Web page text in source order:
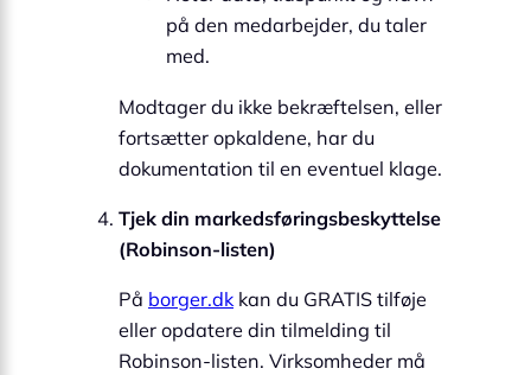
på den medarbejder, du taler
med.
Modtager du ikke bekræftelsen, eller
fortsætter opkaldene, har du
dokumentation til en eventuel klage.
Tjek din markedsføringsbeskyttelse
(Robinson-listen)
På borger.dkkan du GRATIS tilføje
eller opdatere din tilmelding til
Robinson-listen. Virksomheder må